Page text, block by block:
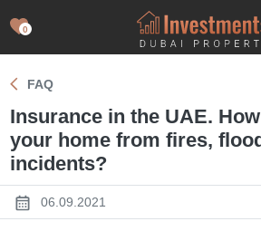
0
FAQ
Insurance in the UAE.
your home from fires,
incidents?
06.09.2021